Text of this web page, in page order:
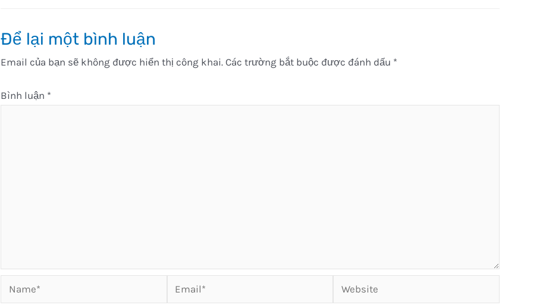
Để lại một bình luận
Email của bạn sẽ không được hiển thị công khai. Các trường bắt buộc được đánh dấu *
Bình luận *
Name* Email* Website